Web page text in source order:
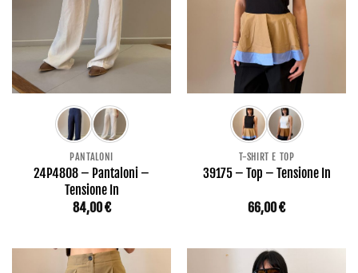
PANTALONI
24P4808 – Pantaloni –
Tensione In
84,00€
T-SHIRT E TOP
39175 – Top – Tensione In
66,00€